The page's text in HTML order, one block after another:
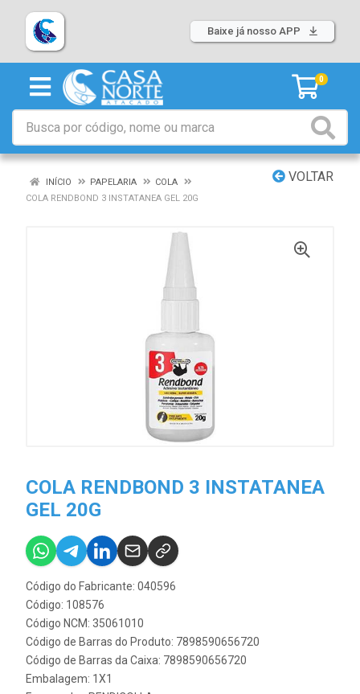
Baixe já nosso APP
0
VOLTAR
INÍCIO PAPELARIA
COLA
COLA RENDBOND 3 INSTATANEA GEL 20G
COLA RENDBOND 3 INSTATANEA
GEL 20G
Código do Fabricante: 040596
Código: 108576
Código NCM: 35061010
Código de Barras do Produto: 7898590656720
Código de Barras da Caixa: 7898590656720
Embalagem: 1X1